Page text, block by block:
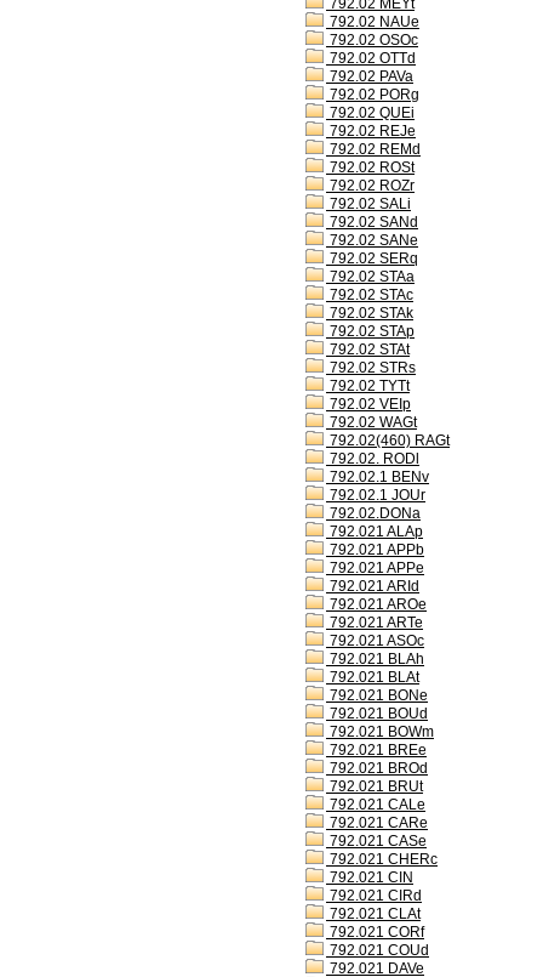
792.02 MEYt
792.02 NAUe
792.02 OSOc
792.02 OTTd
792.02 PAVa
792.02 PORg
792.02 QUEi
792.02 REJe
792.02 REMd
792.02 ROSt
792.02 ROZr
792.02 SALi
792.02 SANd
792.02 SANe
792.02 SERq
792.02 STAa
792.02 STAc
792.02 STAk
792.02 STAp
792.02 STAt
792.02 STRs
792.02 TYTt
792.02 VEIp
792.02 WAGt
792.02(460) RAGt
792.02. RODl
792.02.1 BENv
792.02.1 JOUr
792.02.DONa
792.021 ALAp
792.021 APPb
792.021 APPe
792.021 ARId
792.021 AROe
792.021 ARTe
792.021 ASOc
792.021 BLAh
792.021 BLAt
792.021 BONe
792.021 BOUd
792.021 BOWm
792.021 BREe
792.021 BROd
792.021 BRUt
792.021 CALe
792.021 CARe
792.021 CASe
792.021 CHERc
792.021 CIN
792.021 CIRd
792.021 CLAt
792.021 CORf
792.021 COUd
792.021 DAVe